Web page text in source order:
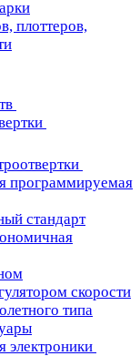
плоттеров,
программируемая
стандарт
скорости
типа
электроники